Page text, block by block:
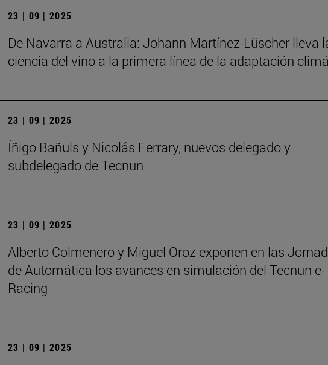
23 | 09 | 2025
De Navarra a Australia: Johann Martínez-Lüscher lleva
ciencia del vino a la primera línea de la adaptación
23 | 09 | 2025
Íñigo Bañuls y Nicolás Ferrary, nuevos delegado y
subdelegado de Tecnun
23 | 09 | 2025
Alberto Colmenero y Miguel Oroz exponen en las
de Automática los avances en simulación del Tecnun e-
Racing
23 | 09 | 2025